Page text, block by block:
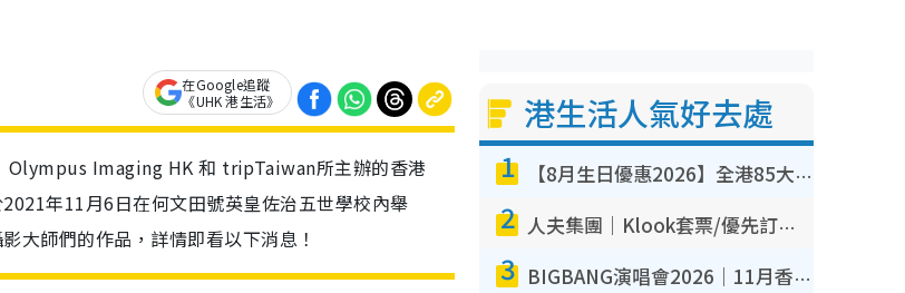
在Google追蹤
《UHK 港生活》
Olympus Imaging HK 和 tripTaiwan所主辦的香港
年11月6日在何文田號英皇佐治五世學校內舉
大師們的作品，詳情即看以下消息！
港生活人氣好去處
1 【8月生日優惠2026】全港85大食買玩著數攻略 自助餐/火鍋放題同行免費＋誠品/DONKI送現金券
2 人夫集團｜Klook套票/優先訂票/公開發售搶飛攻略！附票價.購票連結.場地座位表
3 BIGBANG演唱會2026｜11月香港啟德開3場！實名制VIP申請、優先購票攻略